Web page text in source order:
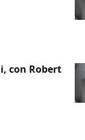
con Robert